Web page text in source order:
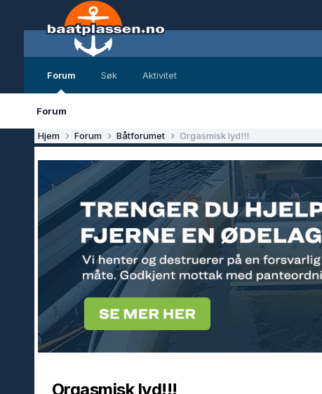
Forum
Forum
Søk Aktivitet
Hjem Forum Båtforumet Orgasmisk lyd!!!
Orgasmisk lyd!!!